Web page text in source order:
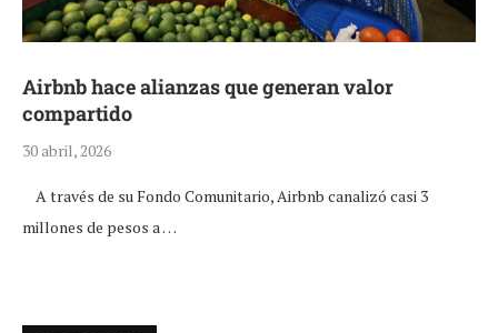
Airbnb hace alianzas que generan valor
compartido
30 abril, 2026
A través de su Fondo Comunitario, Airbnb canalizó casi 3
millones de pesos a …